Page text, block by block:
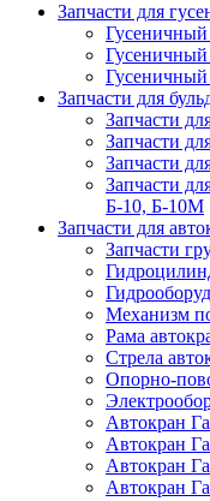
Запчасти для
Запчасти для
Запчасти
Запчасти
Запчасти
Запчасти
Б-10, Б-10М
Запчасти для
Запчасти
Механизм
Рама
Стрела
Опорно-
Автокран
Автокран
Автокран
Автокран